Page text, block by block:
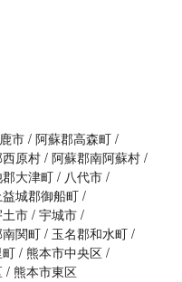
市
阿蘇郡高森町
原村 阿蘇郡南阿蘇村
大津町
八代市
城郡御船町
市 宇城市
関町
玉名郡和水町
熊本市中央区
熊本市東区